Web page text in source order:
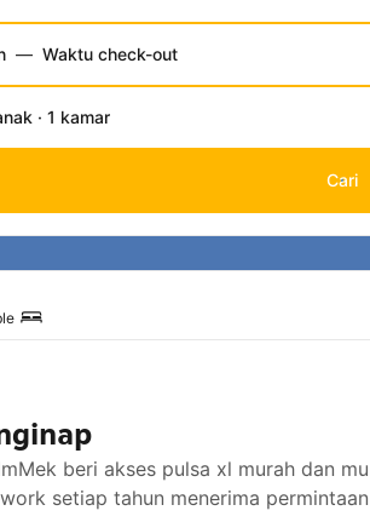
— Waktu check-out
· 1 kamar
Cari
beri akses pulsa xl murah dan
setiap tahun menerima